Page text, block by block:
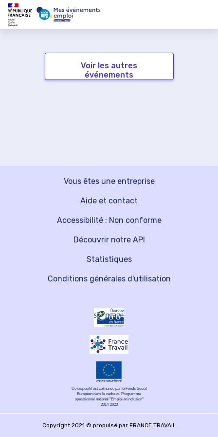
Voir les autres
événements
Vous êtes une entreprise
Découvrir notre API
Aide et contact
Statistiques
Accessibilité : Non conforme
Conditions générales d'utilisation
Ce dispositif est cofinancé par le Fonds Social
Européen dans le cadre du Programme
opérationnel national "Emploi et inclusion"
2014-2020
Copyright 2021 © propulsé par FRANCE TRAVAIL